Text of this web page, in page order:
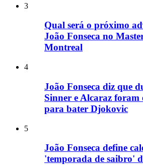
3
Qual será o próximo
João Fonseca no
Montreal
4
João Fonseca diz que
Sinner e Alcaraz foram
para bater Djokovic
5
João Fonseca define
'temporada de saibro'